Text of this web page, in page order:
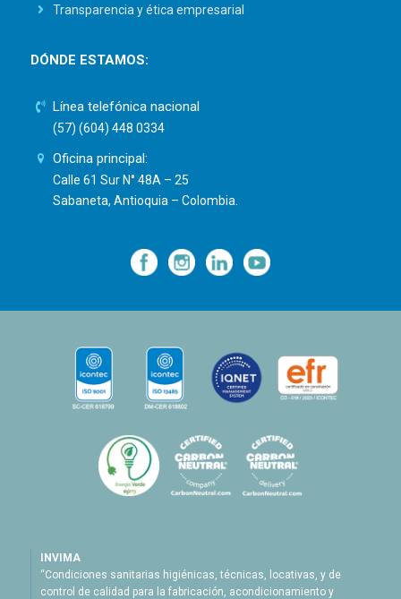
Transparencia y ética empresarial
DÓNDE ESTAMOS:
Línea telefónica nacional
(57) (604) 448 0334
Oficina principal:
Calle 61 Sur N° 48A – 25
Sabaneta, Antioquia – Colombia.
— — —
INVIMA
“Condiciones sanitarias higiénicas, técnicas, locativas, y de
control de calidad para la fabricación, acondicionamiento y